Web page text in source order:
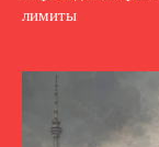
лимиты